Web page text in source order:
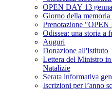
OPEN DAY 13
Giorno della
Prenotazione
Odissea: una storia a
Auguri
Donazione all'Istituto
Lettera del Ministro
Natalizie
Serata informativa
Iscrizioni per l’anno